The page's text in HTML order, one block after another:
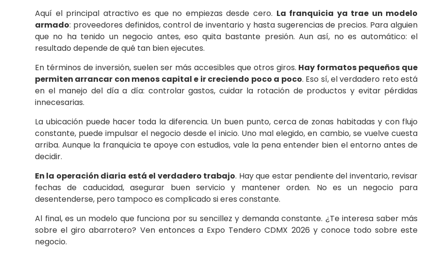
Aquí el principal atractivo es que no empiezas desde cero. La franquicia ya trae un modelo
armado: proveedores definidos, control de inventario y hasta sugerencias de precios. Para alguien
que no ha tenido un negocio antes, eso quita bastante presión. Aun así, no es automático: el
resultado depende de qué tan bien ejecutes.
En términos de inversión, suelen ser más accesibles que otros giros. Hay formatos pequeños que
permiten arrancar con menos capital e ir creciendo poco a poco. Eso sí, el verdadero reto está
en el manejo del día a día: controlar gastos, cuidar la rotación de productos y evitar pérdidas
innecesarias.
La ubicación puede hacer toda la diferencia. Un buen punto, cerca de zonas habitadas y con flujo
constante, puede impulsar el negocio desde el inicio. Uno mal elegido, en cambio, se vuelve cuesta
arriba. Aunque la franquicia te apoye con estudios, vale la pena entender bien el entorno antes de
decidir.
En la operación diaria está el verdadero trabajo. Hay que estar pendiente del inventario, revisar
fechas de caducidad, asegurar buen servicio y mantener orden. No es un negocio para
desentenderse, pero tampoco es complicado si eres constante.
Al final, es un modelo que funciona por su sencillez y demanda constante. ¿Te interesa saber más
sobre el giro abarrotero? Ven entonces a Expo Tendero CDMX 2026 y conoce todo sobre este
negocio.